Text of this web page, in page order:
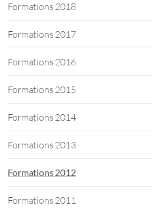
Formations 2018
Formations 2017
Formations 2016
Formations 2015
Formations 2014
Formations 2013
Formations 2012
Formations 2011